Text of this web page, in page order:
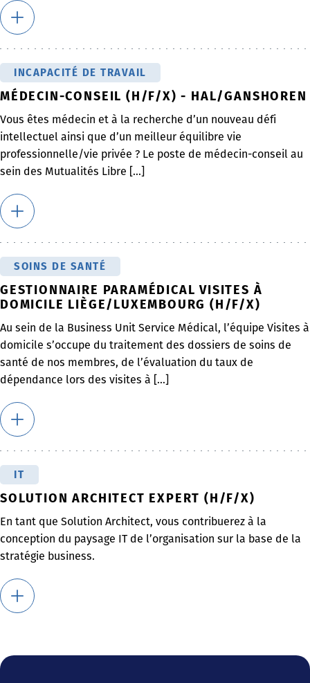
INCAPACITÉ DE TRAVAIL
MÉDECIN-CONSEIL (H/F/X) - HAL/GANSHOREN
Vous êtes médecin et à la recherche d’un nouveau défi
intellectuel ainsi que d’un meilleur équilibre vie
professionnelle/vie privée ? Le poste de médecin-conseil au
sein des Mutualités Libre [...]
SOINS DE SANTÉ
GESTIONNAIRE PARAMÉDICAL VISITES À
DOMICILE LIÈGE/LUXEMBOURG (H/F/X)
Au sein de la Business Unit Service Médical, l’équipe Visites à
domicile s’occupe du traitement des dossiers de soins de
santé de nos membres, de l’évaluation du taux de
dépendance lors des visites à [...]
IT
SOLUTION ARCHITECT EXPERT (H/F/X)
En tant que Solution Architect, vous contribuerez à la
conception du paysage IT de l’organisation sur la base de la
stratégie business.